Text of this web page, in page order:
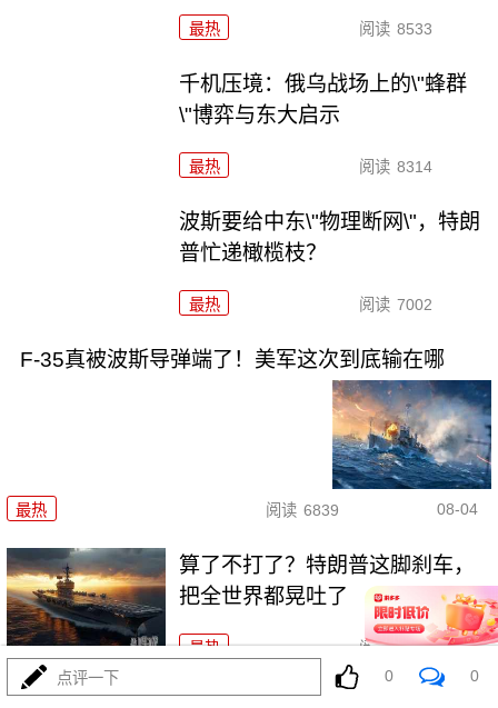
最热 阅读 8533
千机压境：俄乌战场上的\"蜂群
\"博弈与东大启示
最热 阅读 8314
波斯要给中东\"物理断网\"，特朗
普忙递橄榄枝？
最热 阅读 7002
F-35真被波斯导弹端了！美军这次到底输在哪
最热 阅读 6839 08-04
算了不打了？特朗普这脚刹车，
把全世界都晃吐了
最热 阅读 15512
一张图让印度陷入死寂，五枚金
点评一下 0 0